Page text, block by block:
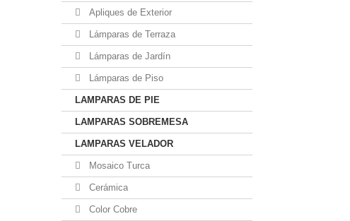
Apliques de Exterior
Lámparas de Terraza
Lámparas de Jardín
Lámparas de Piso
LAMPARAS DE PIE
LAMPARAS SOBREMESA
LAMPARAS VELADOR
Mosaico Turca
Cerámica
Color Cobre